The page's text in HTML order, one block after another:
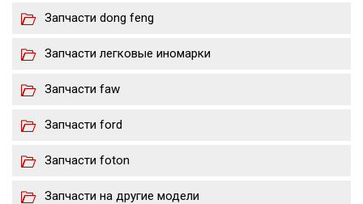
Запчасти dong feng
Запчасти легковые иномарки
Запчасти faw
Запчасти ford
Запчасти foton
Запчасти на другие модели